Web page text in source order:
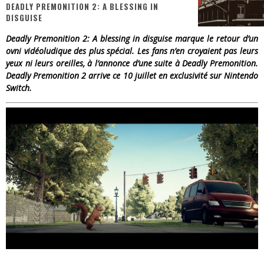
Assassin's Creed Black Flag Resynced
« Le Vent dand les Saules » - Une Belle Histoire !
DEADLY PREMONITION 2: A BLESSING IN
DISGUISE
Deadly Premonition 2: A blessing in disguise marque le retour d’un
ovni vidéoludique des plus spécial. Les fans n’en croyaient pas leurs
yeux ni leurs oreilles, à l’annonce d’une suite à Deadly Premonition.
Deadly Premonition 2 arrive ce 10 juillet en exclusivité sur Nintendo
Switch.